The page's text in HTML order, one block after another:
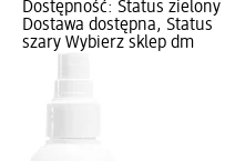
Dostępność: Status zielony
Dostawa dostępna, Status
szary Wybierz sklep dm